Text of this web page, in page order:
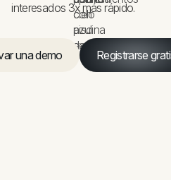
interesados 3x más rápido.
una demo
Registrarse
Registrarse